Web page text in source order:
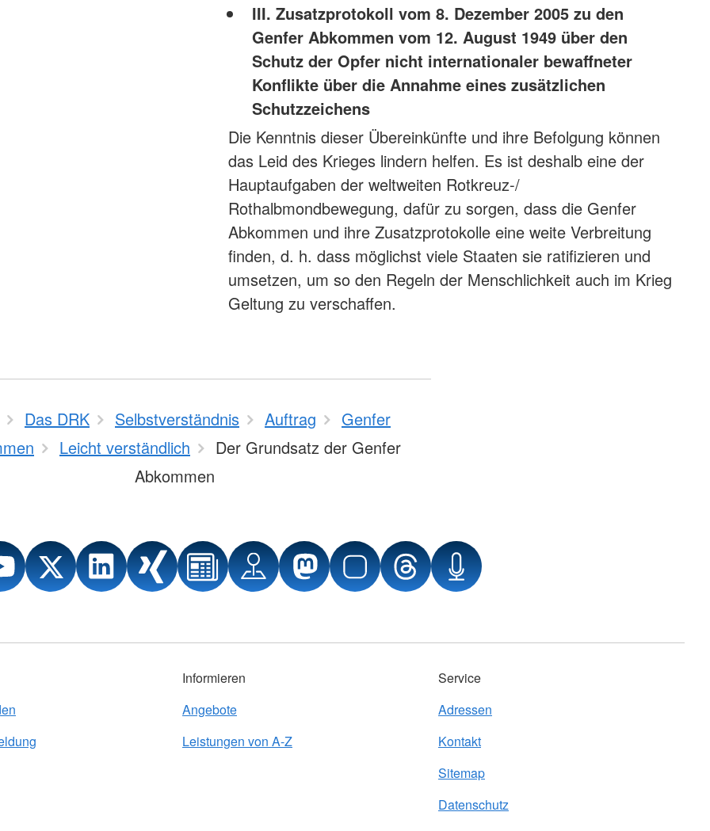
III. Zusatzprotokoll vom 8. Dezember 2005 zu den
Genfer Abkommen vom 12. August 1949 über den
Schutz der Opfer nicht internationaler bewaffneter
Konflikte über die Annahme eines zusätzlichen
Schutzzeichens
Die Kenntnis dieser Übereinkünfte und ihre Befolgung können
das Leid des Krieges lindern helfen. Es ist deshalb eine der
Hauptaufgaben der weltweiten Rotkreuz-/
Rothalbmondbewegung, dafür zu sorgen, dass die Genfer
Abkommen und ihre Zusatzprotokolle eine weite Verbreitung
finden, d. h. dass möglichst viele Staaten sie ratifizieren und
umsetzen, um so den Regeln der Menschlichkeit auch im Krieg
Geltung zu verschaffen.
Das DRK Selbstverständnis Auftrag
Genfer
Leicht verständlich
Der Grundsatz der Genfer
Abkommen
Informieren
Angebote
Leistungen von A-Z
Service
Adressen
Kontakt
Sitemap
Datenschutz